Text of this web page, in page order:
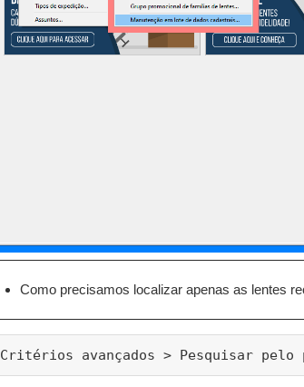
Como precisamos localizar apenas as lentes
Critérios avançados > Pesquisar